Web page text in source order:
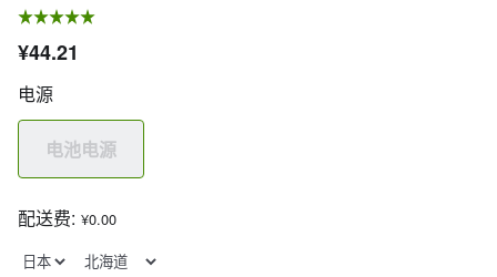
¥44.21
电源
电池电源
配送费: ¥0.00